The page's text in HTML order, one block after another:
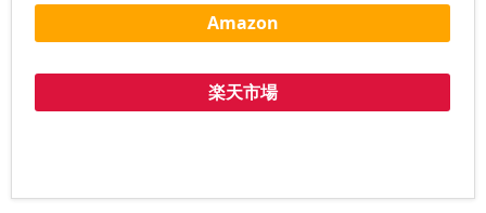
Amazon
楽天市場